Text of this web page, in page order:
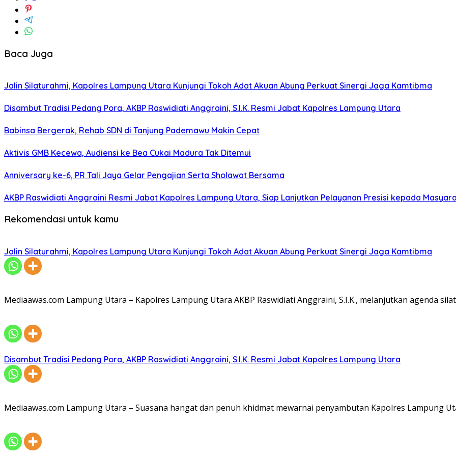
Baca Juga
Jalin Silaturahmi, Kapolres Lampung Utara Kunjungi Tokoh Adat Akuan Abung Perkuat Sinergi Jaga Kamtibma
Disambut Tradisi Pedang Pora, AKBP Raswidiati Anggraini, S.I.K. Resmi Jabat Kapolres Lampung Utara
Babinsa Bergerak, Rehab SDN di Tanjung Pademawu Makin Cepat
Aktivis GMB Kecewa, Audiensi ke Bea Cukai Madura Tak Ditemui
Anniversary ke-6, PR Tali Jaya Gelar Pengajian Serta Sholawat Bersama
AKBP Raswidiati Anggraini Resmi Jabat Kapolres Lampung Utara, Siap Lanjutkan Pelayanan Presisi kepada
Rekomendasi untuk kamu
Jalin Silaturahmi, Kapolres Lampung Utara Kunjungi Tokoh Adat Akuan Abung Perkuat Sinergi Jaga Kamtibma
Mediaawas.com Lampung Utara – Kapolres Lampung Utara AKBP Raswidiati Anggraini, S.I.K., melanjutkan agenda
Disambut Tradisi Pedang Pora, AKBP Raswidiati Anggraini, S.I.K. Resmi Jabat Kapolres Lampung Utara
Mediaawas.com Lampung Utara – Suasana hangat dan penuh khidmat mewarnai penyambutan Kapolres Lampung